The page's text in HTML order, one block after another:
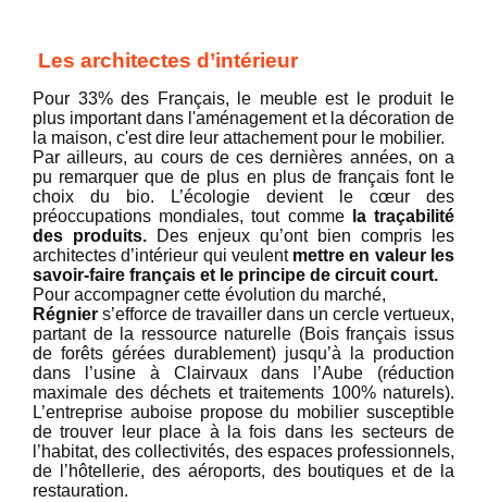
Les architectes d’intérieur
Pour 33% des Français, le meuble est le produit le
plus important dans l'aménagement et la décoration de
la maison, c'est dire leur attachement pour le mobilier.
Par ailleurs, au cours de ces dernières années, on a
pu remarquer que de plus en plus de français font le
choix du bio. L’écologie devient le cœur des
préoccupations mondiales, tout comme
la traçabilité
des produits. Des enjeux qu’ont bien compris les
architectes d’intérieur qui veulent mettre en valeur les
savoir-faire français et le principe de circuit court.
Pour accompagner cette évolution du marché,
Régnier s’efforce de travailler dans un cercle vertueux,
partant de la ressource naturelle (Bois français issus
de forêts gérées durablement) jusqu’à la production
dans l’usine à Clairvaux dans l’Aube (réduction
maximale des déchets et traitements 100% naturels).
L’entreprise auboise propose du mobilier susceptible
de trouver leur place à la fois dans les secteurs de
l’habitat, des collectivités, des espaces professionnels,
de l’hôtellerie, des aéroports, des boutiques et de la
restauration.